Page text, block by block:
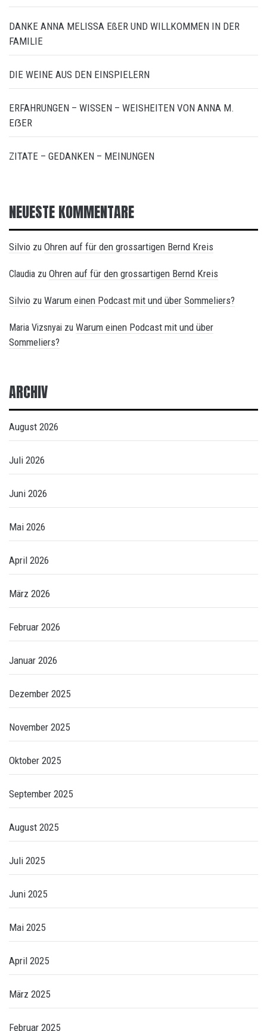
DANKE ANNA MELISSA EßER UND WILLKOMMEN IN DER
FAMILIE
DIE WEINE AUS DEN EINSPIELERN
ERFAHRUNGEN – WISSEN – WEISHEITEN VON ANNA M.
EẞER
ZITATE – GEDANKEN – MEINUNGEN
NEUESTE KOMMENTARE
Silvio zu Ohren auf für den grossartigen Bernd Kreis
Claudia zu Ohren auf für den grossartigen Bernd Kreis
Silvio zu Warum einen Podcast mit und über Sommeliers?
Maria Vizsnyai zu Warum einen Podcast mit und über
Sommeliers?
ARCHIV
August 2026
Juli 2026
Juni 2026
Mai 2026
April 2026
März 2026
Februar 2026
Januar 2026
Dezember 2025
November 2025
Oktober 2025
September 2025
August 2025
Juli 2025
Juni 2025
Mai 2025
April 2025
März 2025
Februar 2025